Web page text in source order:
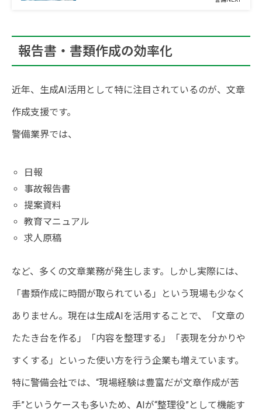
報告書・書類作成の効率化
近年、生成AI活用として特に注目されているのが、文章
作成支援です。
警備業界では、
日報
事故報告書
提案資料
教育マニュアル
求人原稿
など、多くの文章業務が発生します。しかし実際には、
「書類作成に時間が取られている」という現場も少なく
ありません。現在は生成AIを活用することで、「文章の
たたき台を作る」「内容を整理する」「表現を分かりや
すくする」といった使い方を行う企業も増えています。
特に警備会社では、“現場経験は豊富だが文章作成が苦
手”というケースも多いため、AIが“整理役”として機能す